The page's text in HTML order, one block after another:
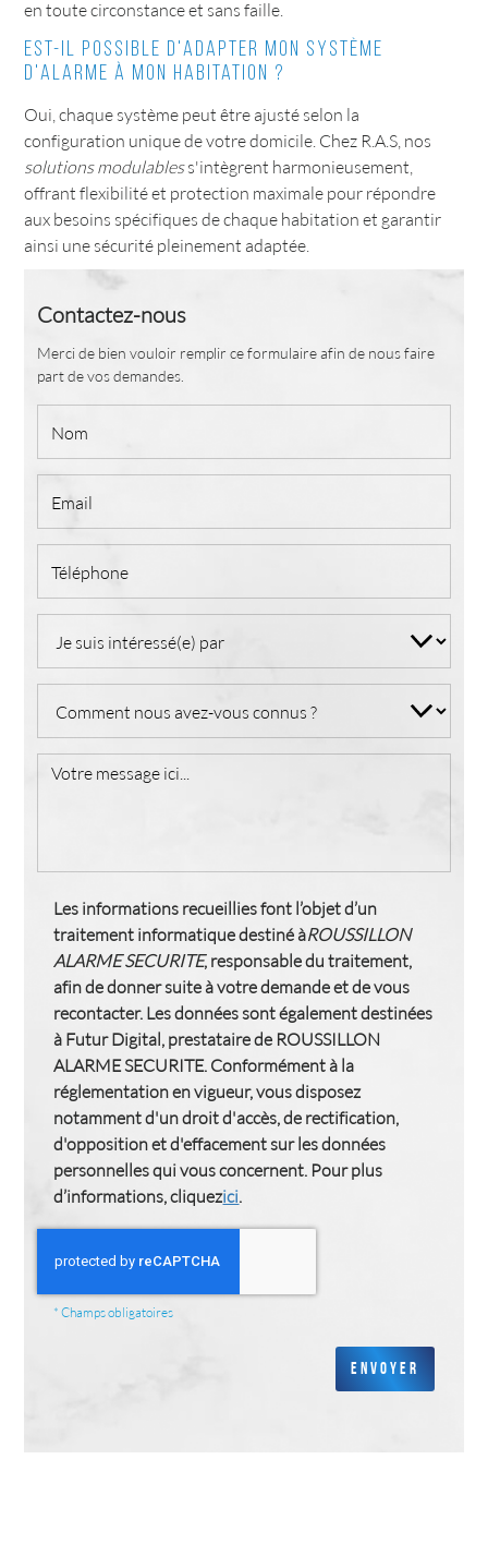
en toute circonstance et sans faille.
Est-il possible d'adapter mon système
d'alarme à mon habitation ?
Oui, chaque système peut être ajusté selon la
configuration unique de votre domicile. Chez R.A.S, nos
solutions modulabless'intègrent harmonieusement,
offrant flexibilité et protection maximale pour répondre
aux besoins spécifiques de chaque habitation et garantir
ainsi une sécurité pleinement adaptée.
Contactez-nous
Merci de bien vouloir remplir ce formulaire afin de nous faire
part de vos demandes.
Les informations recueillies font l’objet d’un
traitement informatique destiné àROUSSILLON
ALARME SECURITE, responsable du traitement,
afin de donner suite à votre demande et de vous
recontacter. Les données sont également destinées
à Futur Digital, prestataire de ROUSSILLON
ALARME SECURITE. Conformément à la
réglementation en vigueur, vous disposez
notamment d'un droit d'accès, de rectification,
d'opposition et d'effacement sur les données
personnelles qui vous concernent. Pour plus
d’informations, cliquezici.
*Champs obligatoires